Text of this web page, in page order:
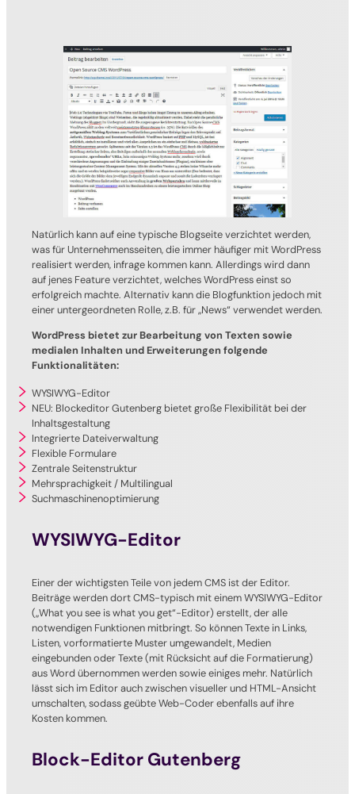
Natürlich kann auf eine typische Blogseite verzichtet werden,
was für Unternehmensseiten, die immer häufiger mit WordPress
realisiert werden, infrage kommen kann. Allerdings wird dann
auf jenes Feature verzichtet, welches WordPress einst so
erfolgreich machte. Alternativ kann die Blogfunktion jedoch mit
einer untergeordneten Rolle, z.B. für „News“ verwendet werden.
WordPress bietet zur Bearbeitung von Texten sowie
medialen Inhalten und Erweiterungen folgende
Funktionalitäten:
WYSIWYG-Editor
NEU: Blockeditor Gutenberg bietet große Flexibilität bei der
Inhaltsgestaltung
Integrierte Dateiverwaltung
Flexible Formulare
Zentrale Seitenstruktur
Mehrsprachigkeit / Multilingual
Suchmaschinenoptimierung
WYSIWYG-Editor
Einer der wichtigsten Teile von jedem CMS ist der Editor.
Beiträge werden dort CMS-typisch mit einem WYSIWYG-Editor
(„What you see is what you get“-Editor) erstellt, der alle
notwendigen Funktionen mitbringt. So können Texte in Links,
Listen, vorformatierte Muster umgewandelt, Medien
eingebunden oder Texte (mit Rücksicht auf die Formatierung)
aus Word übernommen werden sowie einiges mehr. Natürlich
lässt sich im Editor auch zwischen visueller und HTML-Ansicht
umschalten, sodass geübte Web-Coder ebenfalls auf ihre
Kosten kommen.
Block-Editor Gutenberg